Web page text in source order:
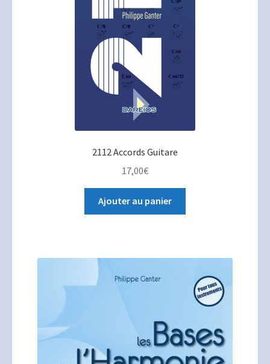
2112 Accords Guitare
17,00€
Ajouter au panier